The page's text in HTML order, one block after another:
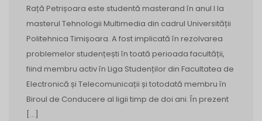
Rață Petrișoara este studentă masterand în anul I la
masterul Tehnologii Multimedia din cadrul Universității
Politehnica Timișoara. A fost implicată în rezolvarea
problemelor studențești în toată perioada facultății,
fiind membru activ în Liga Studenților din Facultatea de
Electronică și Telecomunicații și totodată membru în
Biroul de Conducere al ligii timp de doi ani. În prezent
[…]